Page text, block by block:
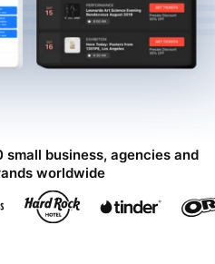
business, agencies and
worldwide